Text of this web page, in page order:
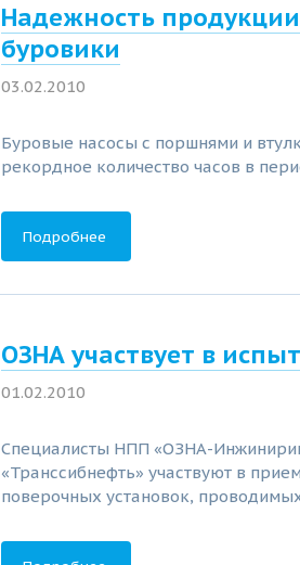
Надежность
буровики
03.02.2010
Буровые насосы с поршнями и
рекордное количество часов в
Подробнее
ОЗНА участвует в
01.02.2010
Специалисты НПП «ОЗНА-
«Транссибнефть» участвуют в
поверочных установок,